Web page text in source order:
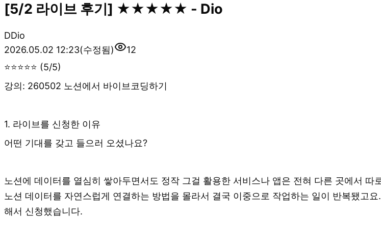
[5/2 라이브 후기] ★★★★★ - Dio
DDio
2026.05.02 12:23(수정됨)
12
⭐⭐⭐⭐⭐ (5/5)
강의: 260502 노션에서 바이브코딩하기
1. 라이브를 신청한 이유
어떤 기대를 갖고 들으러 오셨나요?
노션에 데이터를 열심히 쌓아두면서도 정작 그걸 활용한 서비스나 앱은 전혀 다른 곳에서
노션 데이터를 자연스럽게 연결하는 방법을 몰라서 결국 이중으로 작업하는 일이 반복됐고
해서 신청했습니다.